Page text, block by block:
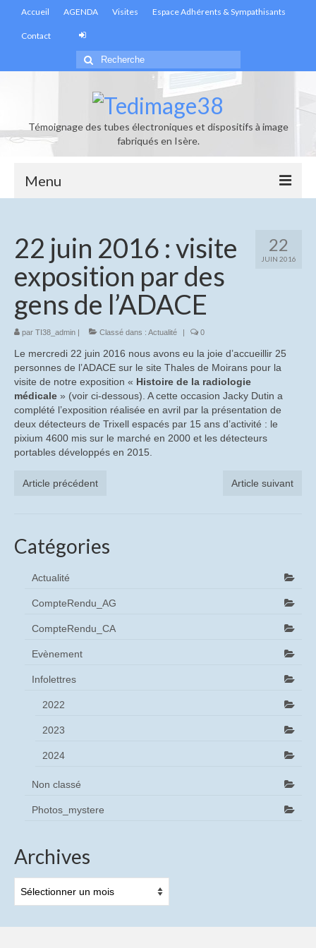
Accueil AGENDA Visites Espace Adhérents & Sympathisants
Contact
Rechercher
:
Témoignage des tubes électroniques et dispositifs à image
fabriqués en Isère.
Menu
Actualités
Informations générales
Les infolettres de Tedimage38
CompteRendu_AG
CompteRendu_CA
Histoire
Historique du site de St Egrève
Vidéos historiques
Diaporamas historiques
Causeries sur les origines de Trixell
CSF puis Thales
Causerie sur les « Tubes à Oxydes » (Les TO)
Causerie sur les tubes à Mémoire
Les relations sociales
La fin des TRC à St Egrève (1998)
22
JUIN 2016
22 juin 2016 : visite
exposition par des
gens de l’ADACE
par TI38_admin | Classé dans : Actualité | 0
Le mercredi 22 juin 2016 nous avons eu la joie d’accueillir 25
personnes de l’ADACE sur le site Thales de Moirans pour la
visite de notre exposition « Histoire de la radiologie
médicale » (voir ci-dessous). A cette occasion Jacky Dutin a
complété l’exposition réalisée en avril par la présentation de
deux détecteurs de Trixell espacés par 15 ans d’activité : le
pixium 4600 mis sur le marché en 2000 et les détecteurs
portables développés en 2015.
Article précédent Article suivant
Catégories
Actualité
CompteRendu_AG
CompteRendu_CA
Evènement
Infolettres
2022
2023
2024
Non classé
Photos_mystere
Archives